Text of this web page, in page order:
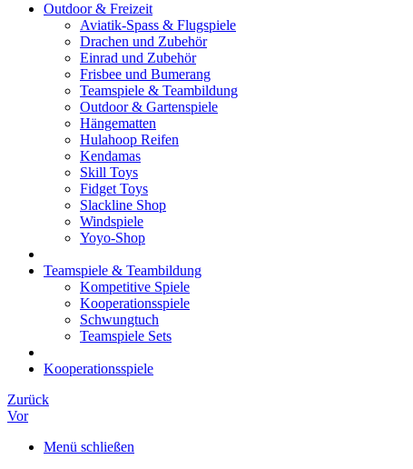
Outdoor & Freizeit
Aviatik-Spass & Flugspiele
Drachen und Zubehör
Einrad und Zubehör
Frisbee und Bumerang
Teamspiele & Teambildung
Outdoor & Gartenspiele
Hängematten
Hulahoop Reifen
Kendamas
Skill Toys
Fidget Toys
Slackline Shop
Windspiele
Yoyo-Shop
Teamspiele & Teambildung
Kompetitive Spiele
Kooperationsspiele
Schwungtuch
Teamspiele Sets
Kooperationsspiele
Zurück
Vor
Menü schließen